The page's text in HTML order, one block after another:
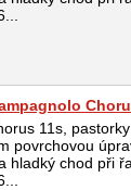
11s,
povrchovou
hladký chod při